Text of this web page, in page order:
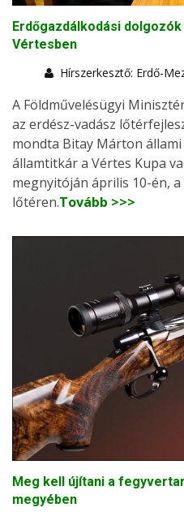
Erdőgazdálkodási
Vértesben
Hírszerkesztő: Erdő-
A Földművelésügyi
az erdész-vadász
mondta Bitay Márton
államtitkár a Vértes Kupa
megnyitóján április 10-én,
lőtéren.Tovább >>>
Meg kell újítani a
megyében